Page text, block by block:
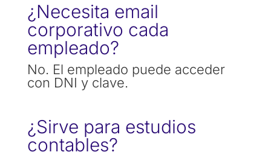
¿Necesita email
corporativo cada
empleado?
No. El empleado puede acceder
con DNI y clave.
¿Sirve para estudios
contables?